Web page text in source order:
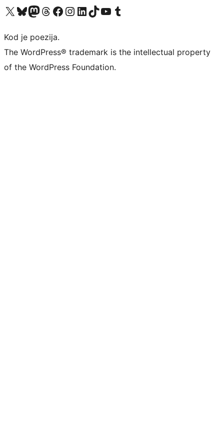
Visit our X (formerly Twitter) account
Visit our Bluesky account
Visit our Mastodon account
Visit our Threads account
Visit our Facebook page
Visit our Instagram account
Visit our LinkedIn account
Visit our TikTok account
Visit our YouTube channel
Visit our Tumblr account
Kod je poezija.
The WordPress® trademark is the intellectual property
of the WordPress Foundation.